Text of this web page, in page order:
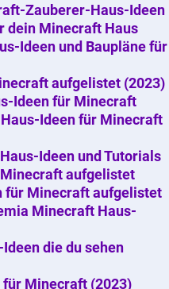
Zauberer-Haus-Ideen
dein Minecraft Haus
Ideen und Baupläne für
aufgelistet (2023)
Ideen für Minecraft
Ideen für Minecraft
Ideen und Tutorials
aufgelistet
für Minecraft aufgelistet
Minecraft Haus-
die du sehen
für Minecraft (2023)